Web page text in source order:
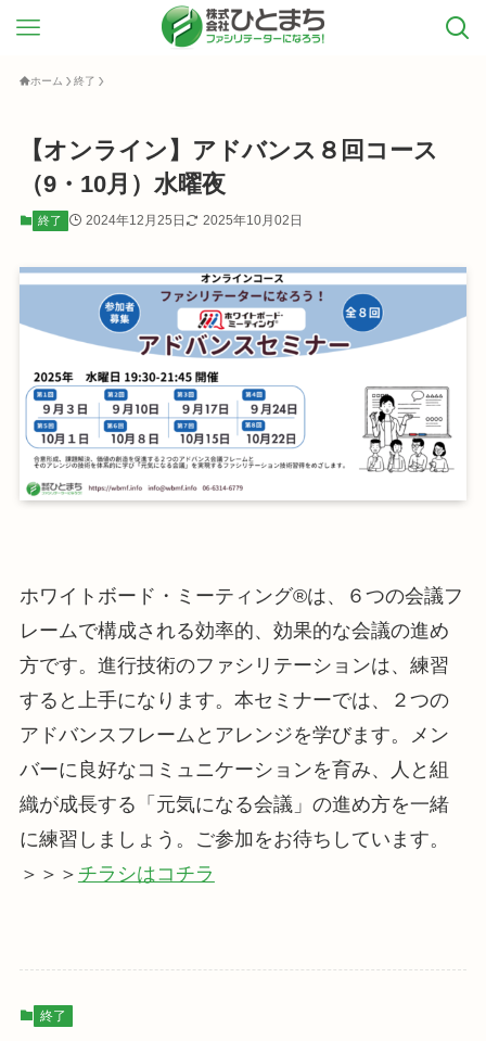
ホーム 終了
【オンライン】アドバンス８回コース
（9・10月）水曜夜
終了 2024年12月25日 2025年10月02日
ホワイトボード・ミーティング®は、６つの会議フ
レームで構成される効率的、効果的な会議の進め
方です。進行技術のファシリテーションは、練習
すると上手になります。本セミナーでは、２つの
アドバンスフレームとアレンジを学びます。メン
バーに良好なコミュニケーションを育み、人と組
織が成長する「元気になる会議」の進め方を一緒
に練習しましょう。ご参加をお待ちしています。
＞＞＞ チラシはコチラ
終了